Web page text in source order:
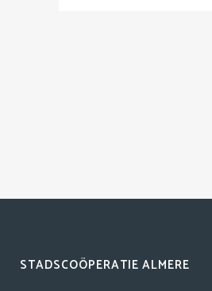
STADSCOÖPERATIE ALMERE